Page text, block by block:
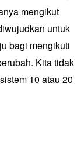
mengikut
untuk
bagi mengikuti
Kita tidak
10 atau 20